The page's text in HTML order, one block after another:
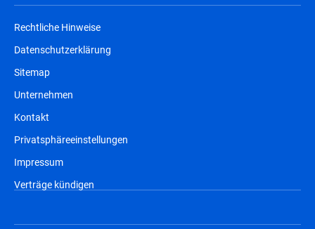
Rechtliche Hinweise
Datenschutzerklärung
Sitemap
Unternehmen
Kontakt
Privatsphäreeinstellungen
Impressum
Verträge kündigen